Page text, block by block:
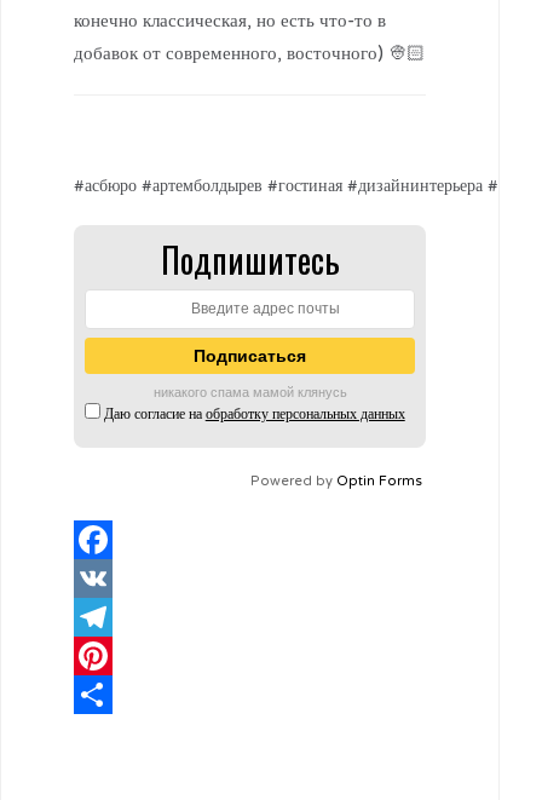
конечно классическая, но есть что-то в
добавок от современного, восточного) 👳🏻
#асбюро #артемболдырев #гостиная #дизайнинтерьера
Подпишитесь
никакого спама мамой клянусь
Даю согласие на обработку персональных данных
Powered by Optin Forms
Facebook
VK
Telegram
Pinterest